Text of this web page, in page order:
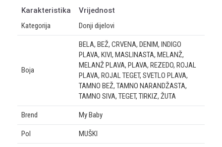
Karakteristika
Vrijednost
Kategorija
Donji dijelovi
Boja
BELA, BEŽ, CRVENA, DENIM, INDIGO
PLAVA, KIVI, MASLINASTA, MELANŽ,
MELANŽ PLAVA, PLAVA, REZEDO, ROJAL
PLAVA, ROJAL TEGET, SVETLO PLAVA,
TAMNO BEŽ, TAMNO NARANDŽASTA,
TAMNO SIVA, TEGET, TIRKIZ, ŽUTA
Brend My Baby
Pol MUŠKI